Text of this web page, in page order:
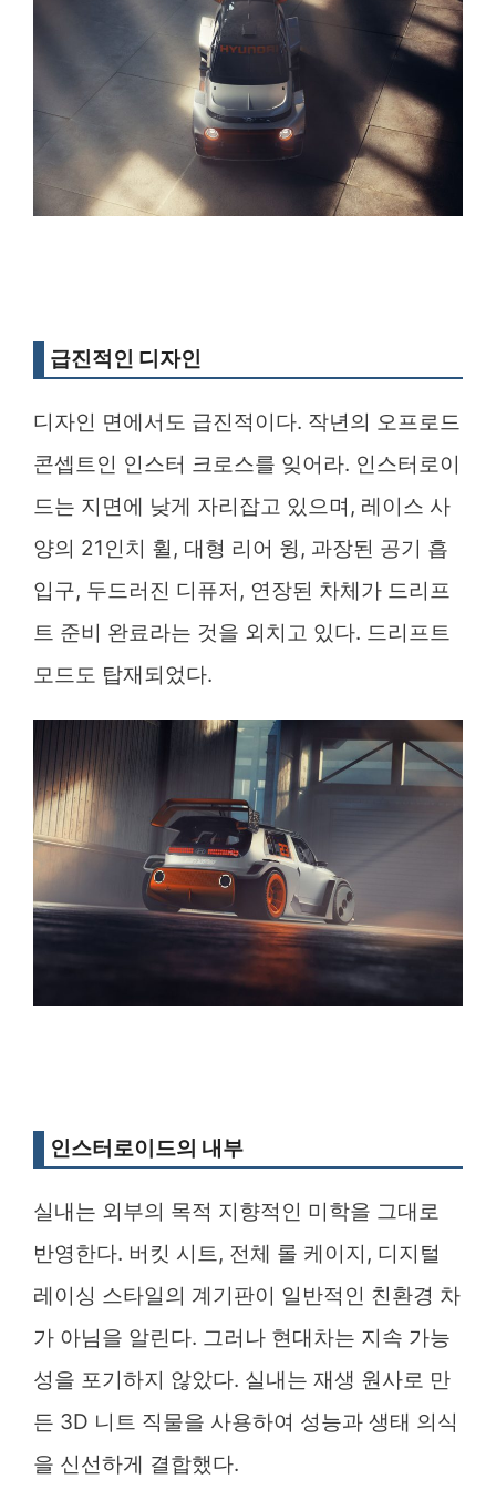
급진적인 디자인
디자인 면에서도 급진적이다. 작년의 오프로드
콘셉트인 인스터 크로스를 잊어라. 인스터로이
드는 지면에 낮게 자리잡고 있으며, 레이스 사
양의 21인치 휠, 대형 리어 윙, 과장된 공기 흡
입구, 두드러진 디퓨저, 연장된 차체가 드리프
트 준비 완료라는 것을 외치고 있다. 드리프트
모드도 탑재되었다.
인스터로이드의 내부
실내는 외부의 목적 지향적인 미학을 그대로
반영한다. 버킷 시트, 전체 롤 케이지, 디지털
레이싱 스타일의 계기판이 일반적인 친환경 차
가 아님을 알린다. 그러나 현대차는 지속 가능
성을 포기하지 않았다. 실내는 재생 원사로 만
든 3D 니트 직물을 사용하여 성능과 생태 의식
을 신선하게 결합했다.